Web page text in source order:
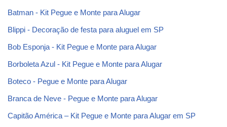
Batman - Kit Pegue e Monte para Alugar
Blippi - Decoração de festa para aluguel em SP
Bob Esponja - Kit Pegue e Monte para Alugar
Borboleta Azul - Kit Pegue e Monte para Alugar
Boteco - Pegue e Monte para Alugar
Branca de Neve - Pegue e Monte para Alugar
Capitão América – Kit Pegue e Monte para Alugar em SP